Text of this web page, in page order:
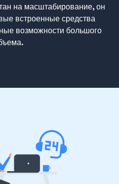
на масштабирование, он
встроенные средства
возможности большого